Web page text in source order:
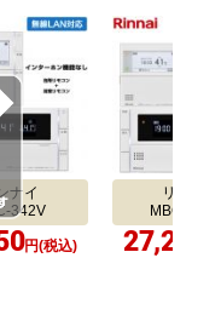
ナイ
342V
円(税込)
リンナイ
MBC-
27,290